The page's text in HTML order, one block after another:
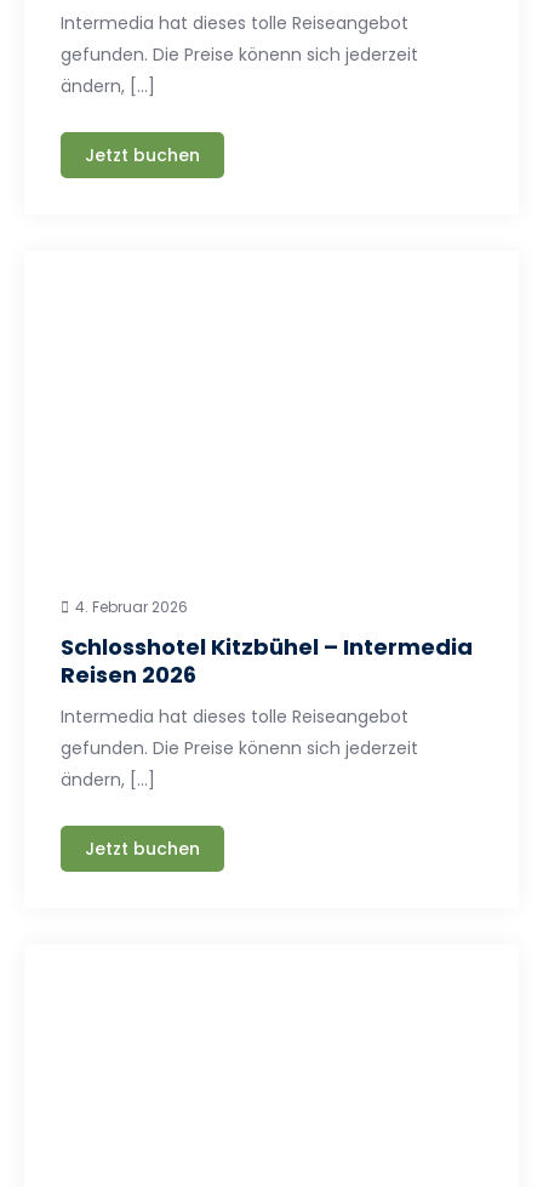
Intermedia hat dieses tolle Reiseangebot
gefunden. Die Preise könenn sich jederzeit
ändern, […]
Jetzt buchen
4. Februar 2026
Schlosshotel Kitzbühel – Intermedia
Reisen 2026
Intermedia hat dieses tolle Reiseangebot
gefunden. Die Preise könenn sich jederzeit
ändern, […]
Jetzt buchen